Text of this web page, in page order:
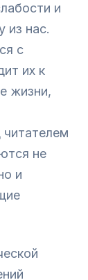
и
из нас.
с
их к
жизни,
не
и